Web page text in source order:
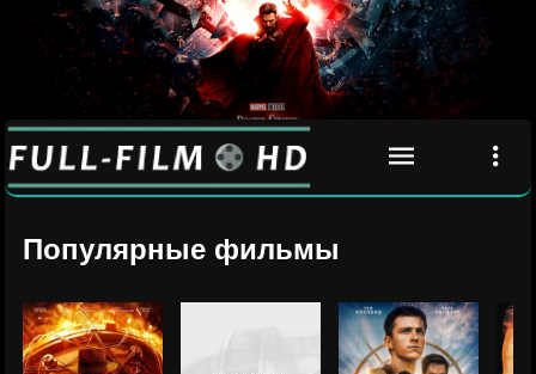
Популярные фильмы